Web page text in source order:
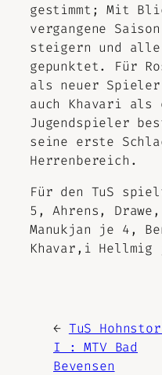
gestimmt; Mit
vergangene
steigern und alle
gepunktet. Für
als neuer
auch Khavari als
Jugendspieler
seine erste
Herrenbereich.
Für den TuS
5, Ahrens,
Manukjan je 4,
Khavar,i Hellmig
← TuS
I : MTV Bad
Bevensen